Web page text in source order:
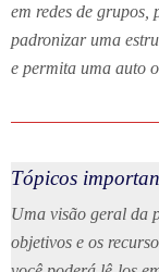
em redes de
padronizar uma
e permita uma auto
Tópicos
Uma visão geral da
objetivos e os